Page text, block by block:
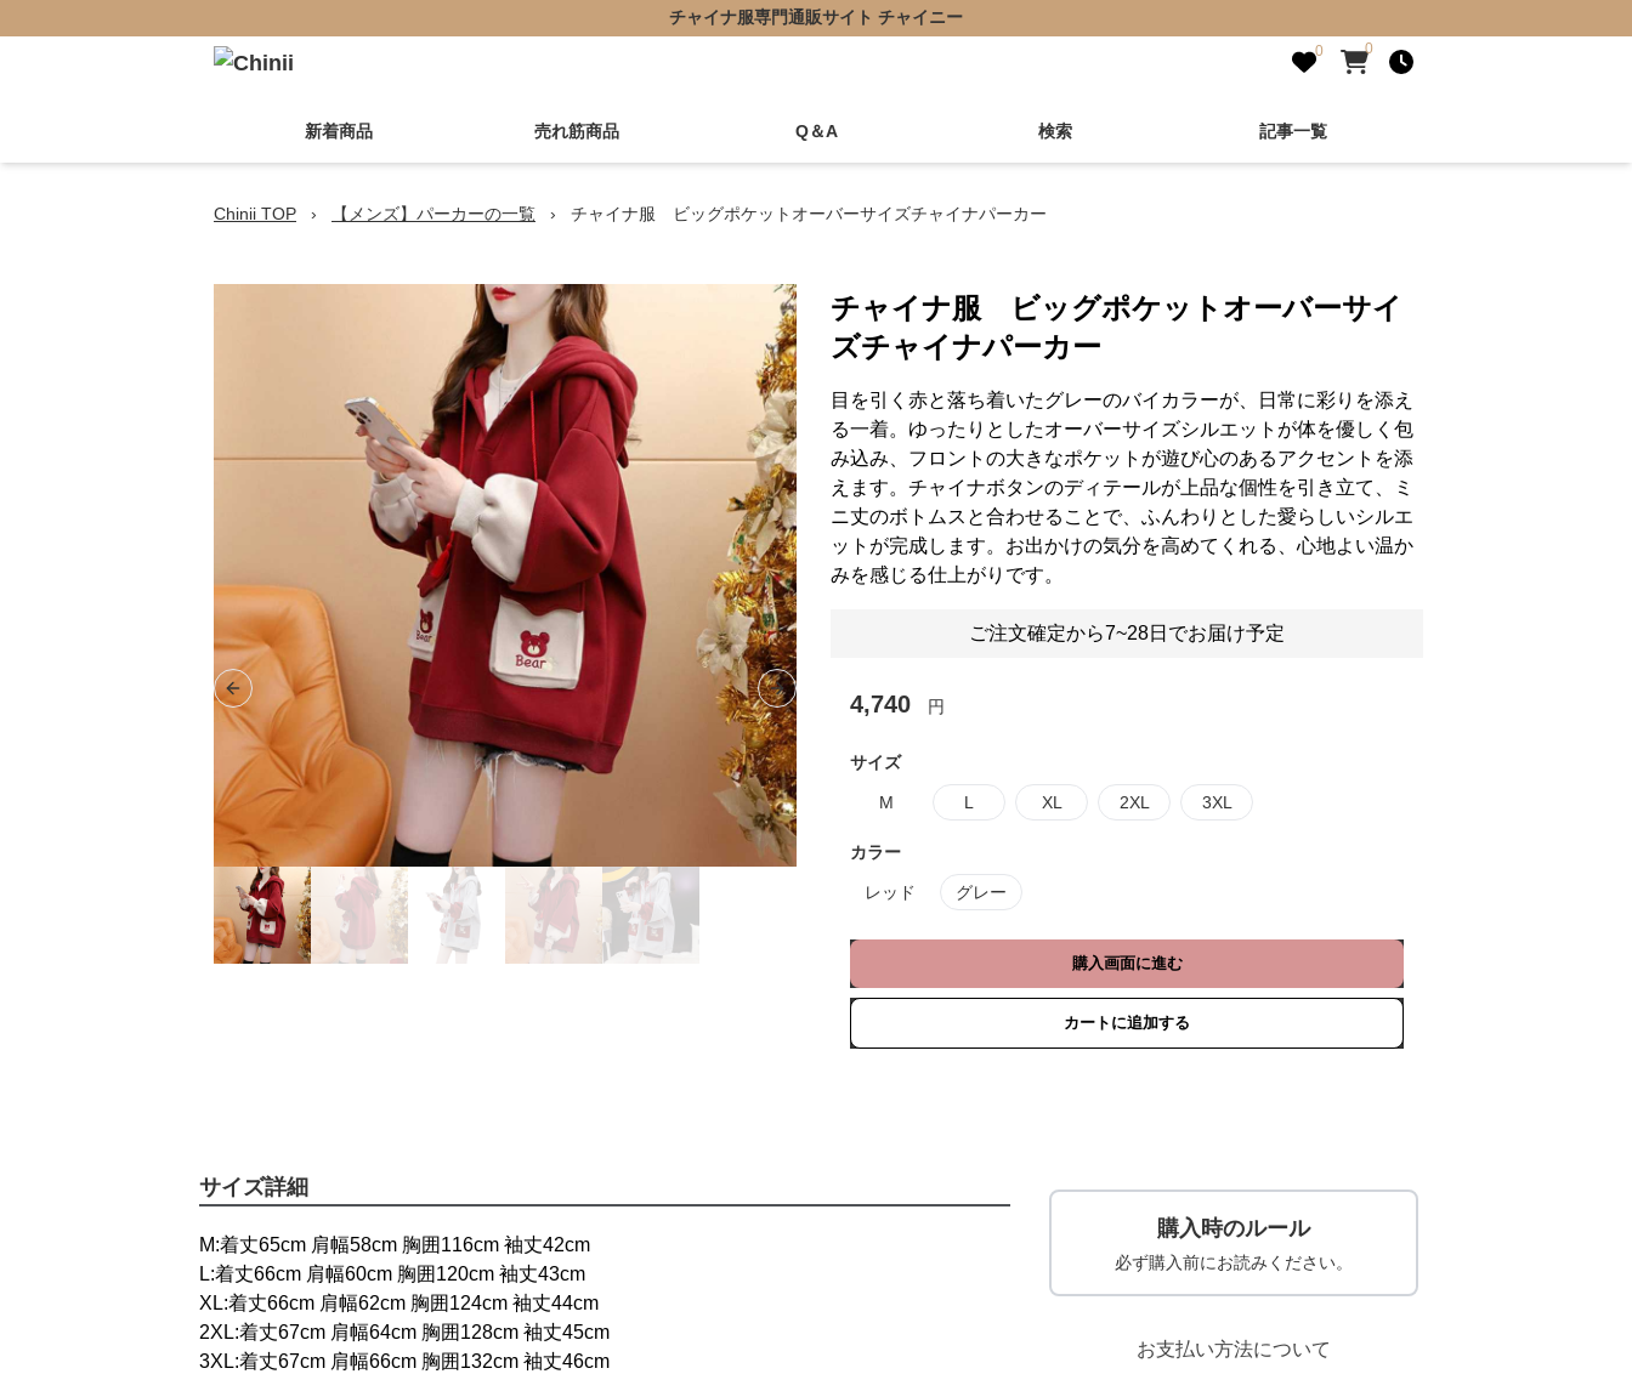
チャイナ服専門通販サイト チャイニー
0 0
新着商品 売れ筋商品 Q＆A 検索 記事一覧
Chinii TOP › 【メンズ】パーカーの一覧 › チャイナ服 ビッグポケットオーバーサイズチャイナパーカー
Previous slide Next slide
チャイナ服 ビッグポケットオーバーサイ
ズチャイナパーカー
目を引く赤と落ち着いたグレーのバイカラーが、日常に彩りを添え
る一着。ゆったりとしたオーバーサイズシルエットが体を優しく包
み込み、フロントの大きなポケットが遊び心のあるアクセントを添
えます。チャイナボタンのディテールが上品な個性を引き立て、ミ
ニ丈のボトムスと合わせることで、ふんわりとした愛らしいシルエ
ットが完成します。お出かけの気分を高めてくれる、心地よい温か
みを感じる仕上がりです。
ご注文確定から7~28日でお届け予定
4,740 円
サイズ
M L XL 2XL 3XL
カラー
レッド グレー
購入画面に進む
カートに追加する
サイズ詳細
M:着丈65cm 肩幅58cm 胸囲116cm 袖丈42cm
L:着丈66cm 肩幅60cm 胸囲120cm 袖丈43cm
XL:着丈66cm 肩幅62cm 胸囲124cm 袖丈44cm
2XL:着丈67cm 肩幅64cm 胸囲128cm 袖丈45cm
3XL:着丈67cm 肩幅66cm 胸囲132cm 袖丈46cm
購入時のルール
必ず購入前にお読みください。
お支払い方法について